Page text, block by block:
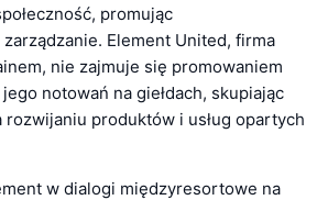
promując
Element United, firma
nie zajmuje się promowaniem
notowań na giełdach, skupiając
rozwijaniu produktów i usług opartych
w dialogi międzyresortowe na